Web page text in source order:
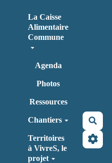
La Caisse
Alimentaire
Commune
Agenda
Photos
Ressources
Chantiers
Territoires
à VivreS, le
projet